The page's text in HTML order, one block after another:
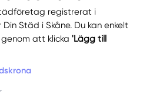
registrerat i
Städ i Skåne. Du kan enkelt
att klicka'Lägg till